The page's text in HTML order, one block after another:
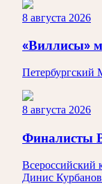
8 августа 2026
«Виллисы»
Петербургский
8 августа 2026
Финалисты
Всероссийский
Динис